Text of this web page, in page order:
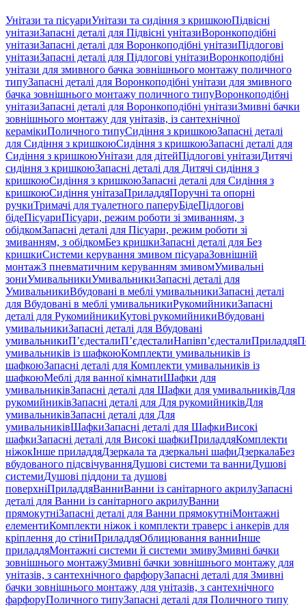
Унітази та пісуариУнітази та сидіння з кришкоюПідвісні
унітазиЗапасні деталі для Підвісні унітазиВоронкоподібні
унітазиЗапасні деталі для Воронкоподібні унітазиПідлогові
унітазиЗапасні деталі для Підлогові унітазиВоронкоподібні
унітази для змивного бачка зовнішнього монтажу поличного
типуЗапасні деталі для Воронкоподібні унітази для змивного
бачка зовнішнього монтажу поличного типуВоронкоподібні
унітазиЗапасні деталі для Воронкоподібні унітазиЗмивні бачки
зовнішнього монтажу для унітазів, із сантехнічної
керамікиПоличного типуСидіння з кришкоюЗапасні деталі
для Сидіння з кришкоюСидіння з кришкоюЗапасні деталі для
Сидіння з кришкоюУнітази для дітейПідлогові унітазиДитячі
сидіння з кришкоюЗапасні деталі для Дитячі сидіння з
кришкоюСидіння з кришкоюЗапасні деталі для Сидіння з
кришкоюСидіння унітазаПриладдяПоручні та опорні
ручкиТримачі для туалетного паперуБідеПідлогові
бідеПісуариПісуари, режим роботи зі змиванням, з
обідкомЗапасні деталі для Пісуари, режим роботи зі
змиванням, з обідкомБез кришкиЗапасні деталі для Без
кришкиСистеми керування змивом пісуараЗовнішній
монтажЗ пневматичним керуванням змивомУмивальні
зониУмивальникиУмивальникиЗапасні деталі для
УмивальникиВбудовані в меблі умивальникиЗапасні деталі
для Вбудовані в меблі умивальникиРукомийникиЗапасні
деталі для РукомийникиКутові рукомийникиВбудовані
умивальникиЗапасні деталі для Вбудовані
умивальникиП’єдесталиП’єдесталиНапівп’єдесталиПриладдя
умивальників із шафкоюКомплекти умивальників із
шафкоюЗапасні деталі для Комплекти умивальників із
шафкоюМеблі для ванної кімнатиШафки для
умивальниківЗапасні деталі для Шафки для умивальниківДля
рукомийниківЗапасні деталі для Для рукомийниківДля
умивальниківЗапасні деталі для Для
умивальниківШафкиЗапасні деталі для ШафкиВисокі
шафкиЗапасні деталі для Високі шафкиПриладдяКомплекти
ніжокІнше приладдяДзеркала та дзеркальні шафиДзеркалаБез
вбудованого підсвічуванняДушові системи та ванниДушові
системиДушові піддони та душові
поверхніПриладдяВанниВанни із санітарного акрилуЗапасні
деталі для Ванни із санітарного акрилуВанни
прямокутніЗапасні деталі для Ванни прямокутніМонтажні
елементиКомплекти ніжок і комплекти траверс і анкерів для
кріплення до стіниПриладдяОблицювання ванниІнше
приладдяМонтажні системи й системи змивуЗмивні бачки
зовнішнього монтажуЗмивні бачки зовнішнього монтажу для
унітазів, з сантехнічного фарфоруЗапасні деталі для Змивні
бачки зовнішнього монтажу для унітазів, з сантехнічного
фарфоруПоличного типуЗапасні деталі для Поличного типу